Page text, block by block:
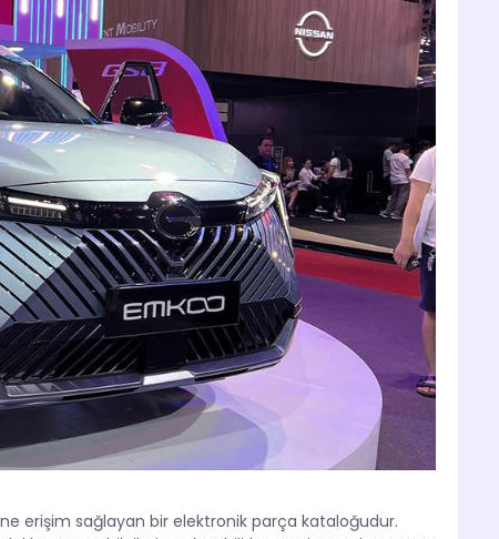
erişim sağlayan bir elektronik parça kataloğudur.